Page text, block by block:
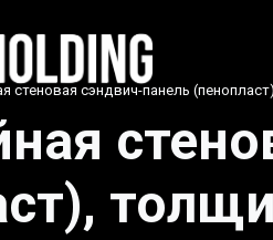
стеновая сэндвич-панель